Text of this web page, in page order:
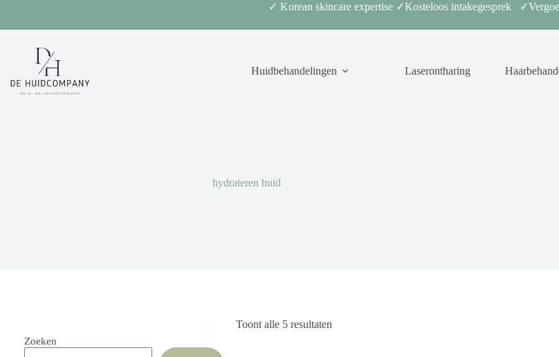
de
✓ Korean skincare expertise ✓Kosteloos intakegesprek
Huidbehandelingen Laserontharing
hydrateren huid
Toont alle 5 resultaten
Zoeken